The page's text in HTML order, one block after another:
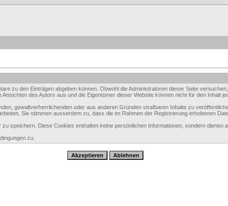
zu den Einträgen abgeben können. Obwohl die Administratoren dieser Seite
des Autors aus und die Eigentümer dieser Website können nicht für den Inhalt
gewaltverherrlichenden oder aus anderen Gründen strafbaren Inhalte zu
Sie stimmen ausserdem zu, dass die im Rahmen der Registrierung erhobenen
speichern. Diese Cookies enthalten keine persönlichen Informationen, sondern dienen
zu.